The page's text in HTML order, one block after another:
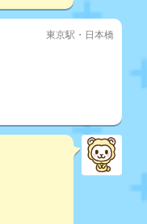
東京駅・日本橋